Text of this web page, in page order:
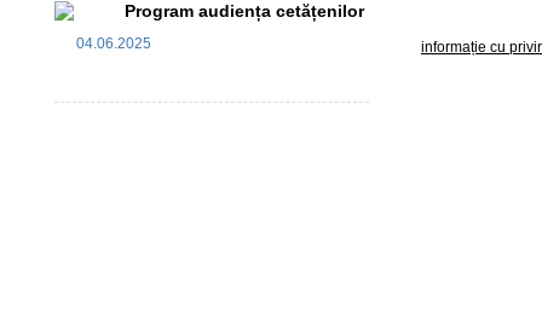
Program audiența cetățenilor
04.06.2025 informație cu